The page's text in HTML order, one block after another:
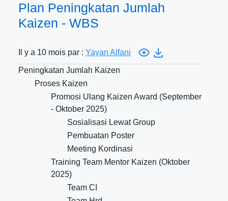
Plan Peningkatan Jumlah
Kaizen - WBS
Il y a 10 mois par : Yayan Alfani
Peningkatan Jumlah Kaizen
Proses Kaizen
Promosi Ulang Kaizen Award (September
- Oktober 2025)
Sosialisasi Lewat Group
Pembuatan Poster
Meeting Kordinasi
Training Team Mentor Kaizen (Oktober
2025)
Team CI